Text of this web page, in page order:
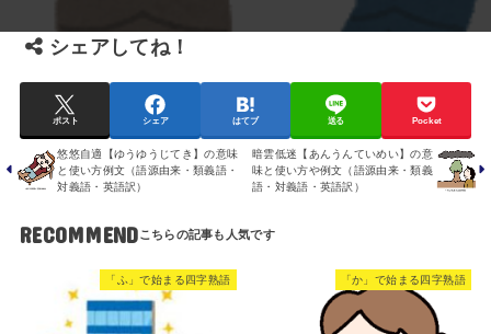
シェアしてね！
ポスト シェア はてブ 送る Pocket
悠悠自適【ゆうゆうじてき】の意味
と使い方例文（語源由来・類義語・
対義語・英語訳）
暗雲低迷【あんうんていめい】の意
味と使い方や例文（語源由来・類義
語・対義語・英語訳）
RECOMMEND
「ふ」で始まる四字熟語 「か」で始まる四字熟語